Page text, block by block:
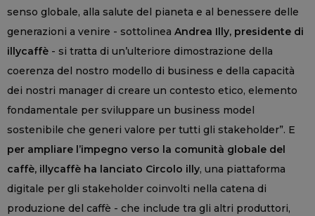
senso globale, alla salute del pianeta e al benessere delle
generazioni a venire - sottolinea Andrea Illy, presidente di
illycaffè - si tratta di un’ulteriore dimostrazione della
coerenza del nostro modello di business e della capacità
dei nostri manager di creare un contesto etico, elemento
fondamentale per sviluppare un business model
sostenibile che generi valore per tutti gli stakeholder”. E
per ampliare l’impegno verso la comunità globale del
caffè, illycaffè ha lanciato Circolo illy, una piattaforma
digitale per gli stakeholder coinvolti nella catena di
produzione del caffè - che include tra gli altri produttori,